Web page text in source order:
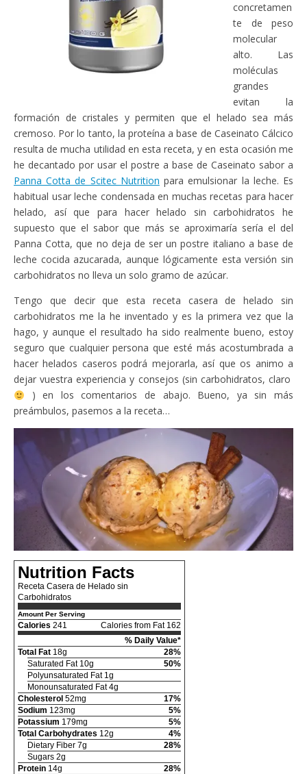
concretamen
te de peso
molecular
alto. Las
moléculas
grandes
evitan la
formación de cristales y permiten que el helado sea más
cremoso. Por lo tanto, la proteína a base de Caseinato Cálcico
resulta de mucha utilidad en esta receta, y en esta ocasión me
he decantado por usar el postre a base de Caseinato sabor a
Panna Cotta de Scitec Nutrition para emulsionar la leche. Es
habitual usar leche condensada en muchas recetas para hacer
helado, así que para hacer helado sin carbohidratos he
supuesto que el sabor que más se aproximaría sería el del
Panna Cotta, que no deja de ser un postre italiano a base de
leche cocida azucarada, aunque lógicamente esta versión sin
carbohidratos no lleva un solo gramo de azúcar.
Tengo que decir que esta receta casera de helado sin
carbohidratos me la he inventado y es la primera vez que la
hago, y aunque el resultado ha sido realmente bueno, estoy
seguro que cualquier persona que esté más acostumbrada a
hacer helados caseros podrá mejorarla, así que os animo a
dejar vuestra experiencia y consejos (sin carbohidratos, claro
) en los comentarios de abajo. Bueno, ya sin más
preámbulos, pasemos a la receta…
Nutrition Facts
Receta Casera de Helado sin
Carbohidratos
Amount Per Serving
Calories 241
Calories from Fat 162
% Daily Value*
Total Fat 18g
28%
Saturated Fat 10g
50%
Polyunsaturated Fat 1g
Monounsaturated Fat 4g
Cholesterol 52mg
17%
Sodium 123mg
5%
Potassium 179mg
5%
Total Carbohydrates 12g
4%
Dietary Fiber 7g
28%
Sugars 2g
Protein 14g
28%